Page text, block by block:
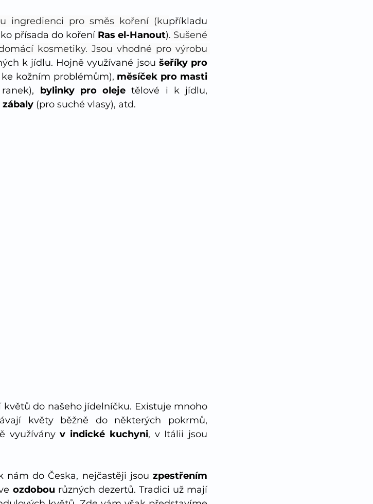
ingredienci pro směs koření (kupříkladu
přísada do koření Ras el-Hanout). Sušené
k jídlu. Hojně využívané jsou šeříky pro
kožním problémům),
bylinky pro oleje
zábaly (pro suché vlasy), atd.
květů do našeho jídelníčku. Existuje mnoho
květy běžně do některých pokrmů,
využívány v indické kuchyni, v Itálii jsou
do Česka, nejčastěji jsou zpestřením
ozdobou